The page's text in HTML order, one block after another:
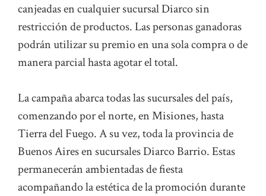
canjeadas en cualquier sucursal Diarco sin
restricción de productos. Las personas ganadoras
podrán utilizar su premio en una sola compra o de
manera parcial hasta agotar el total.
La campaña abarca todas las sucursales del país,
comenzando por el norte, en Misiones, hasta
Tierra del Fuego. A su vez, toda la provincia de
Buenos Aires en sucursales Diarco Barrio. Estas
permanecerán ambientadas de fiesta
acompañando la estética de la promoción durante